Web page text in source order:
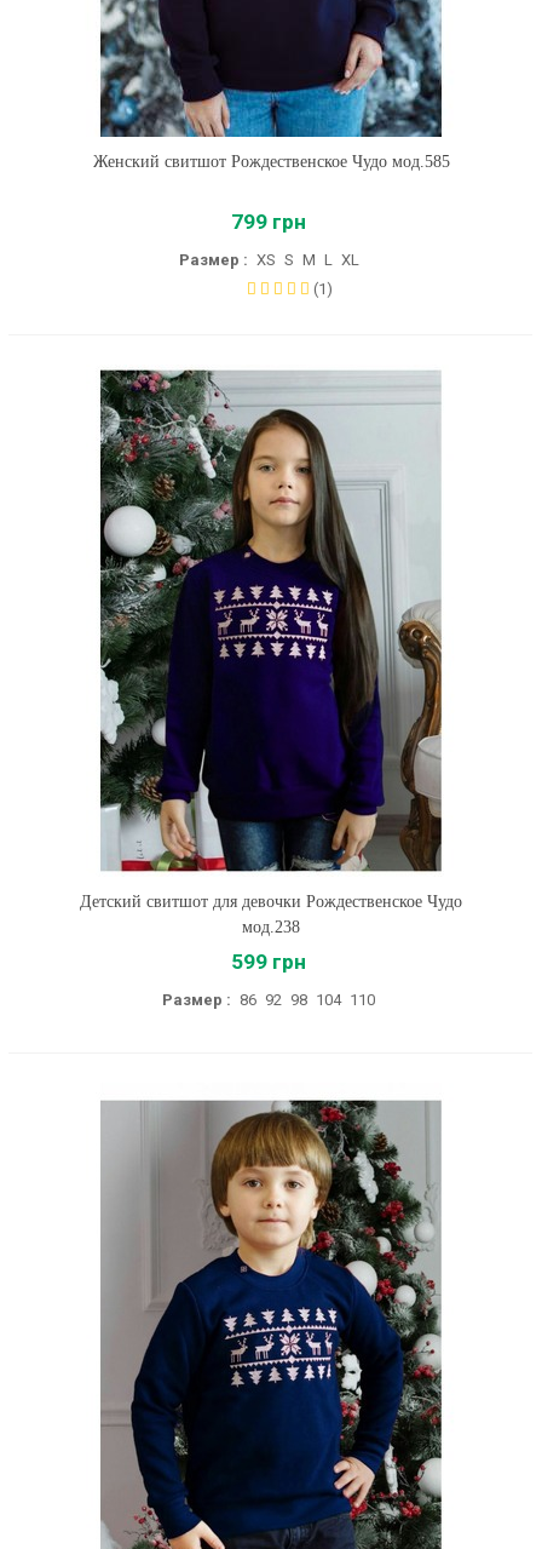
Женский свитшот Рождественское Чудо мод.585
799 грн
Размер : XS S M L XL
(1)
Детский свитшот для девочки Рождественское Чудо
мод.238
599 грн
Размер : 86 92 98 104 110